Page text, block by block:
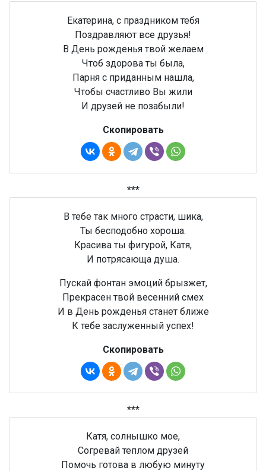
Екатерина, с праздником тебя
Поздравляют все друзья!
В День рожденья твой желаем
Чтоб здорова ты была,
Парня с приданным нашла,
Чтобы счастливо Вы жили
И друзей не позабыли!
Скопировать
***
В тебе так много страсти, шика,
Ты бесподобно хороша.
Красива ты фигурой, Катя,
И потрясающа душа.
Пускай фонтан эмоций брызжет,
Прекрасен твой весенний смех
И в День рожденья станет ближе
К тебе заслуженный успех!
Скопировать
***
Катя, солнышко мое,
Согревай теплом друзей
Помочь готова в любую минуту